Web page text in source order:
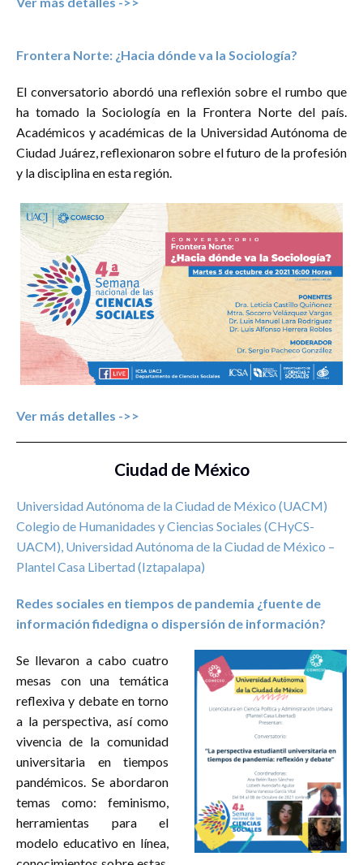
https://www.youtube.com/watch?v=LWw58_Q06jE
Frontera Norte: ¿Hacia dónde va la Sociología?
El conversatorio abordó una reflexión sobre el rumbo que
ha tomado la Sociología en la Frontera Norte del país.
Académicos y académicas de la Universidad Autónoma de
Ciudad Juárez, reflexionaron sobre el futuro de la profesión
y la disciplina en esta región.
Ver más detalles ->>
Ciudad de México
Universidad Autónoma de la Ciudad de México (UACM)
Colegio de Humanidades y Ciencias Sociales (CHyCS-
UACM), Universidad Autónoma de la Ciudad de México –
Plantel Casa Libertad (Iztapalapa)
Redes sociales en tiempos de pandemia ¿fuente de
información fidedigna o dispersión de información?
Se llevaron a cabo cuatro
mesas con una temática
reflexiva y debate en torno
a la perspectiva, así como
vivencia de la comunidad
universitaria en tiempos
pandémicos. Se abordaron
temas como: feminismo,
herramientas para el
modelo educativo en línea,